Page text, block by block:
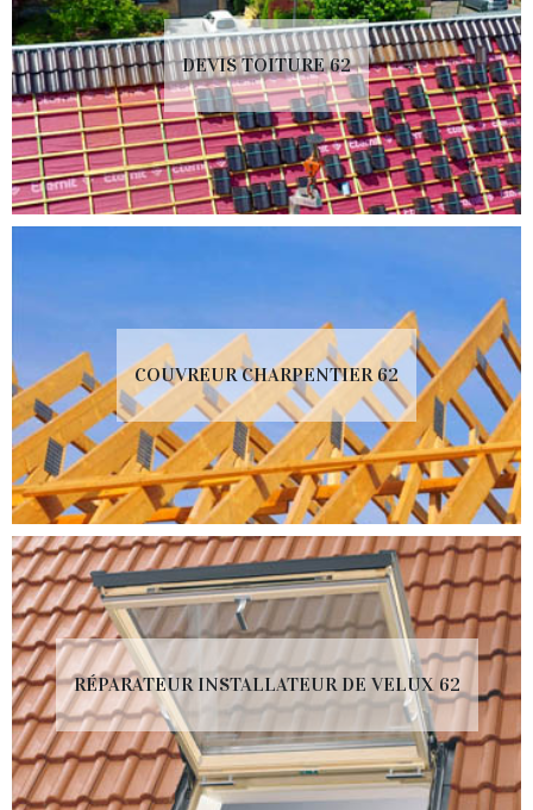
DEVIS TOITURE 62
COUVREUR CHARPENTIER 62
RÉPARATEUR INSTALLATEUR DE VELUX 62